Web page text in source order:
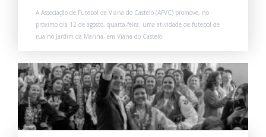
A Associação de Futebol de Viana do Castelo (AFVC) promove, no
próximo dia 12 de agosto, quarta-feira, uma atividade de futebol de
rua no Jardim da Marina, em Viana do Castelo.